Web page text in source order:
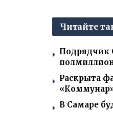
Читайте
Подрядчик
Раскрыта
В Самаре